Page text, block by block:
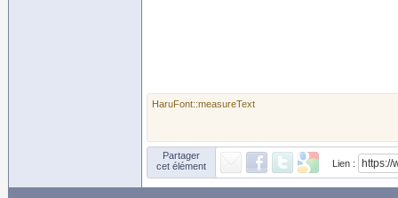
HaruFont::measureText
Partager
cet élément
Lien :